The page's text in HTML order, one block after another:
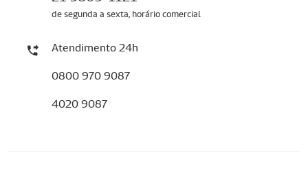
de segunda a sexta, horário comercial
Atendimento 24h
0800 970 9087
4020 9087